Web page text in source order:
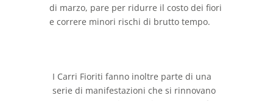
di marzo, pare per ridurre il costo dei fiori
e correre minori rischi di brutto tempo.
I Carri Fioriti fanno inoltre parte di una
serie di manifestazioni che si rinnovano